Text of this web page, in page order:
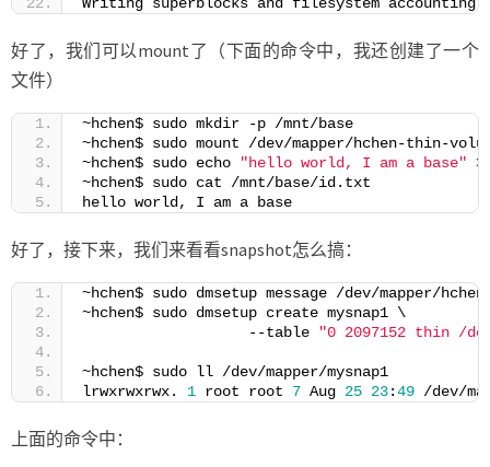
Writing superblocks and filesystem
好了，我们可以mount了（下面的命令中，我还创建了一个
文件）
~hchen$ sudo mkdir -p /mnt/base
~hchen$ sudo mount /dev/mapper/hchen-thin-
~hchen$ sudo echo
"hello world, I am a base"
~hchen$ sudo cat /mnt/base/id.txt
hello world, I am a base
好了，接下来，我们来看看snapshot怎么搞：
~hchen$ sudo dmsetup message /dev/mapper/
~hchen$ sudo dmsetup create mysnap1 \
                   --table
"0 2097152 thin /
~hchen$ sudo ll /dev/mapper/mysnap1
lrwxrwxrwx. 1 root root 7 Aug 25 23:49 /dev/
上面的命令中：